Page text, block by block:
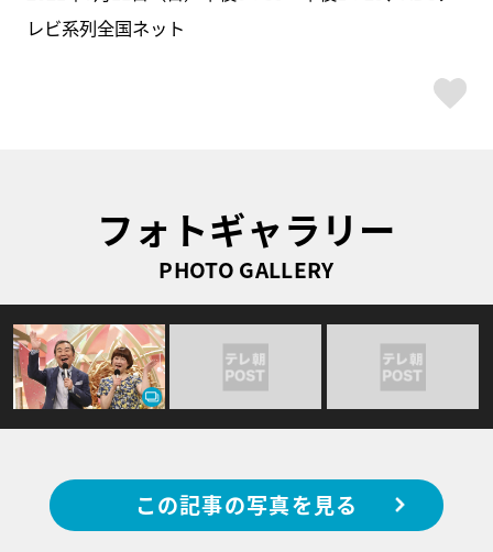
レビ系列全国ネット
フォトギャラリー
PHOTO GALLERY
この記事の写真を見る